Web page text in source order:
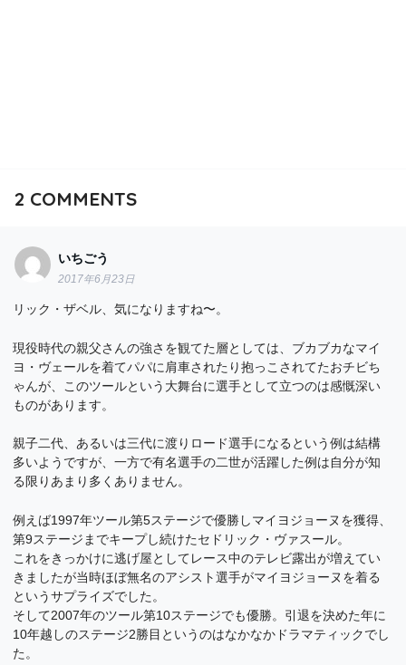
2 COMMENTS
いちごう
2017年6月23日
リック・ザベル、気になりますね〜。
現役時代の親父さんの強さを観てた層としては、ブカブカなマイ
ヨ・ヴェールを着てパパに肩車されたり抱っこされてたおチビち
ゃんが、このツールという大舞台に選手として立つのは感慨深い
ものがあります。
親子二代、あるいは三代に渡りロード選手になるという例は結構
多いようですが、一方で有名選手の二世が活躍した例は自分が知
る限りあまり多くありません。
例えば1997年ツール第5ステージで優勝しマイヨジョーヌを獲得、
第9ステージまでキープし続けたセドリック・ヴァスール。
これをきっかけに逃げ屋としてレース中のテレビ露出が増えてい
きましたが当時ほぼ無名のアシスト選手がマイヨジョーヌを着る
というサプライズでした。
そして2007年のツール第10ステージでも優勝。引退を決めた年に
10年越しのステージ2勝目というのはなかなかドラマティックでし
た。